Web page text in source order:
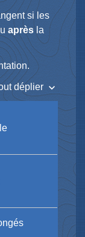
si les
aprèsla
déplier keyboard_arrow_down